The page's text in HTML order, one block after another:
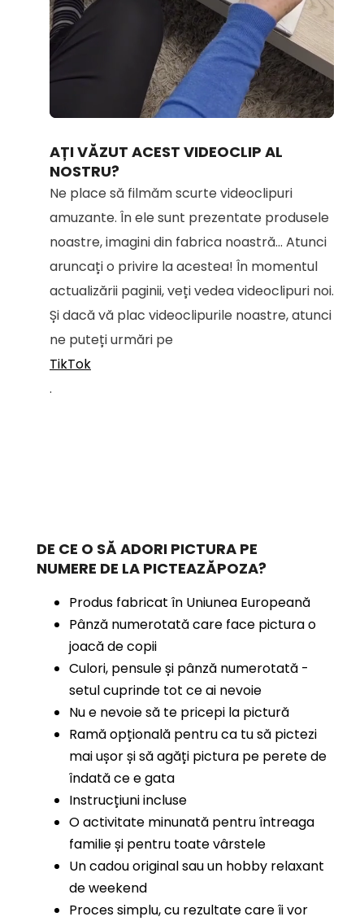
Loaded:
69.16%
AȚI VĂZUT ACEST VIDEOCLIP AL
NOSTRU?
Ne place să filmăm scurte videoclipuri
amuzante. În ele sunt prezentate produsele
noastre, imagini din fabrica noastră... Atunci
aruncați o privire la acestea! În momentul
actualizării paginii, veți vedea videoclipuri noi.
Și dacă vă plac videoclipurile noastre, atunci
ne puteți urmări pe
TikTok
.
DE CE O SĂ ADORI PICTURA PE
NUMERE DE LA PICTEAZĂPOZA?
Produs fabricat în Uniunea Europeană
Pânză numerotată care face pictura o
joacă de copii
Culori, pensule și pânză numerotată -
setul cuprinde tot ce ai nevoie
Nu e nevoie să te pricepi la pictură
Ramă opțională pentru ca tu să pictezi
mai ușor și să agăți pictura pe perete de
îndată ce e gata
Instrucțiuni incluse
O activitate minunată pentru întreaga
familie și pentru toate vârstele
Un cadou original sau un hobby relaxant
de weekend
Proces simplu, cu rezultate care îi vor